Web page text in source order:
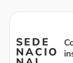
SEDE
NACIO